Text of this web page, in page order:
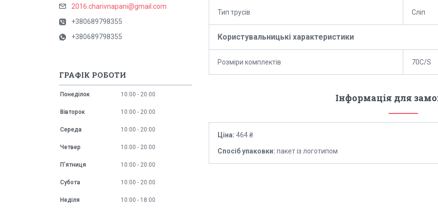
Тип трусів Сліп
Користувальницькі характеристики
Розміри комплектів 70C/S
Інформація для
Ціна: 464 ₴
Спосіб упаковки: пакет із логотипом
2016.charivnapani@gmail.com
+380689798355
+380689798355
ГРАФІК РОБОТИ
Понеділок 10:00 20:00
Вівторок 10:00 20:00
Середа 10:00 20:00
Четвер 10:00 20:00
Пʼятниця 10:00 20:00
Субота 10:00 20:00
Неділя 10:00 18:00